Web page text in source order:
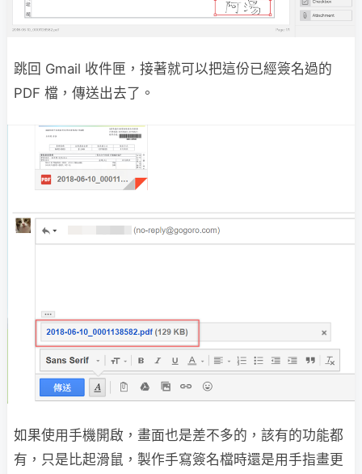
跳回 Gmail 收件匣，接著就可以把這份已經簽名過的
PDF 檔，傳送出去了。
如果使用手機開啟，畫面也是差不多的，該有的功能都
有，只是比起滑鼠，製作手寫簽名檔時還是用手指畫更